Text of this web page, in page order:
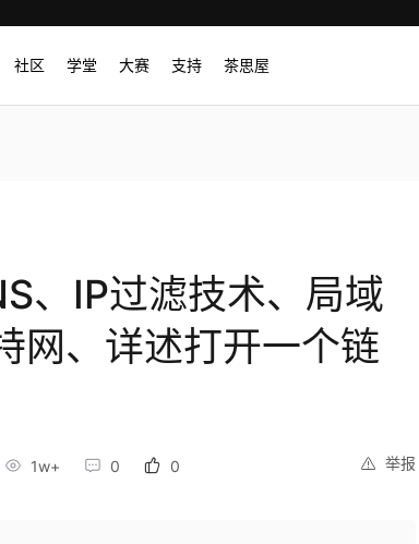
社区 学堂 大赛 支持 茶思屋
、IP过滤技术、局域
网、详述打开一个链
举报
1w+ 0 0